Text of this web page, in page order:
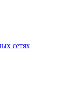
сетях